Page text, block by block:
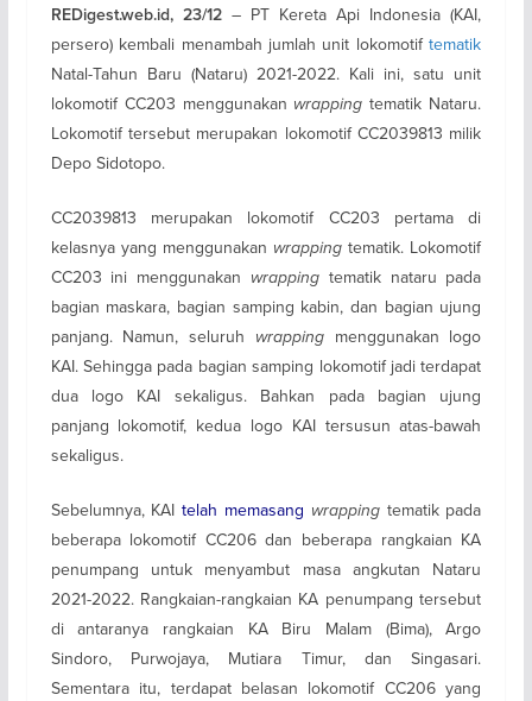
REDigest.web.id, 23/12– PT Kereta Api Indonesia (KAI,
persero) kembali menambah jumlah unit lokomotiftematik
Natal-Tahun Baru (Nataru) 2021-2022. Kali ini, satu unit
lokomotif CC203 menggunakan wrapping tematik Nataru.
Lokomotif tersebut merupakan lokomotif CC2039813 milik
Depo Sidotopo.
CC2039813 merupakan lokomotif CC203 pertama di
kelasnya yang menggunakan wrapping tematik. Lokomotif
CC203 ini menggunakan wrapping tematik nataru pada
bagian maskara, bagian samping kabin, dan bagian ujung
panjang. Namun, seluruh wrappingmenggunakan logo
KAI. Sehingga pada bagian samping lokomotif jadi terdapat
dua logo KAI sekaligus. Bahkan pada bagian ujung
panjang lokomotif, kedua logo KAI tersusun atas-bawah
sekaligus.
Sebelumnya, KAItelah memasang wrappingtematik pada
beberapa lokomotif CC206 dan beberapa rangkaian KA
penumpang untuk menyambut masa angkutan Nataru
2021-2022. Rangkaian-rangkaian KA penumpang tersebut
di antaranya rangkaian KA Biru Malam (Bima), Argo
Sindoro, Purwojaya, Mutiara Timur, dan Singasari.
Sementara itu, terdapat belasan lokomotif CC206 yang